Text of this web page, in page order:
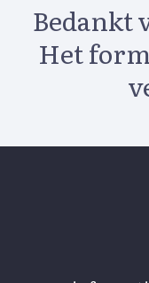
Bedankt
Het